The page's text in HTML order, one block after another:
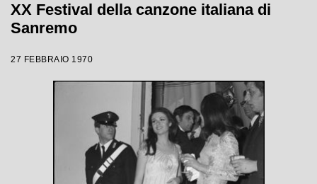
XX Festival della canzone italiana di
Sanremo
27 FEBBRAIO 1970